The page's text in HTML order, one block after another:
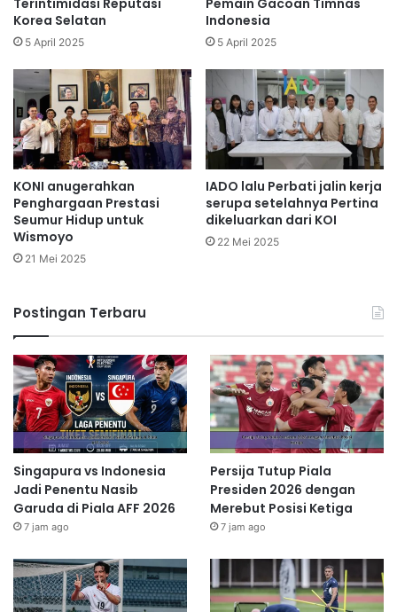
Korea Selatan
5 April 2025
Indonesia
5 April 2025
KONI anugerahkan
Penghargaan Prestasi
Seumur Hidup untuk
Wismoyo
21 Mei 2025
IADO lalu Perbati jalin kerja
serupa setelahnya Pertina
dikeluarkan dari KOI
22 Mei 2025
Postingan Terbaru
Singapura vs Indonesia
Jadi Penentu Nasib
Garuda di Piala AFF 2026
7 jam ago
Persija Tutup Piala
Presiden 2026 dengan
Merebut Posisi Ketiga
7 jam ago